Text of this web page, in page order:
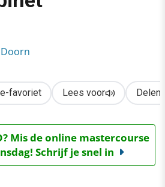
favoriet Lees voor Delen
Mis de online mastercourse
Schrijf je snel in